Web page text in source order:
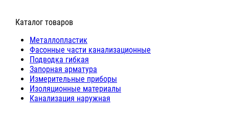
⠀Каталог товаров
Металлопластик
Фасонные части канализационные
Подводка гибкая
Запорная арматура
Измерительные приборы
Изоляционные материалы
Канализация наружная